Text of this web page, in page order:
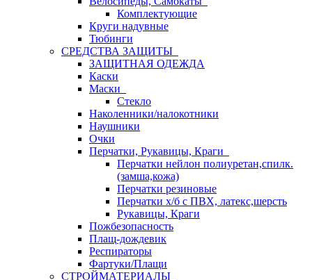
Комплектующие
Круги надувные
Тюбинги
СРЕДСТВА ЗАЩИТЫ
ЗАЩИТНАЯ ОДЕЖДА
Каски
Маски
Стекло
Наколенники/налокотники
Наушники
Очки
Перчатки, Рукавицы, Краги
Перчатки нейлон полиуретан,спилк.
(замша,кожа)
Перчатки резиновые
Перчатки х/б с ПВХ, латекс,шерсть
Рукавицы, Краги
Пожбезопасность
Плащ-дождевик
Респираторы
Фартуки/Плащи
СТРОЙМАТЕРИАЛЫ